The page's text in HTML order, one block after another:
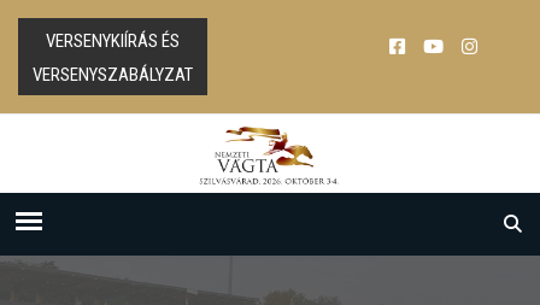
VERSENYKIÍRÁS ÉS
VERSENYSZABÁLYZAT